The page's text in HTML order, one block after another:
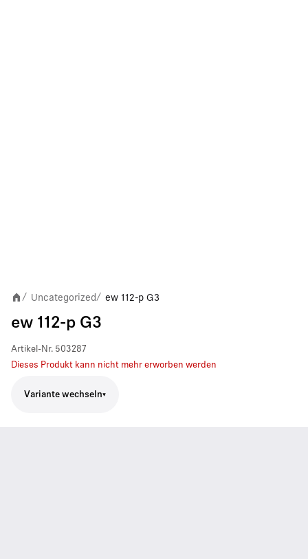
/ Uncategorized / ew 112-p G3
ew 112-p G3
Artikel-Nr. 503287
Dieses Produkt kann nicht mehr erworben werden
Variante wechseln